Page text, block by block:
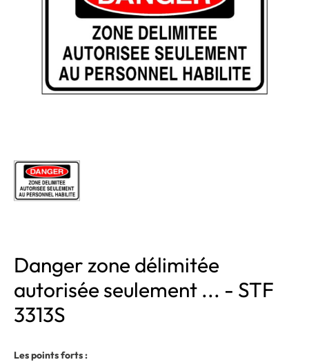
Danger zone délimitée
autorisée seulement ... - STF
3313S
Les points forts :